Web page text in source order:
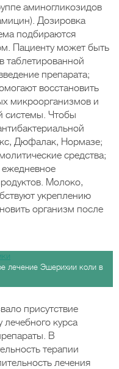
аминогликозидов
Дозировка
подбираются
Пациенту может быть
таблетированной
препарата;
восстановить
микроорганизмов и
системы. Чтобы
Дюфалак, Нормазе;
средства;
ежедневное
Молоко,
укреплению
организм после
лечение Эшерихии коли в
присутствие
курса
В
терапии
лечения